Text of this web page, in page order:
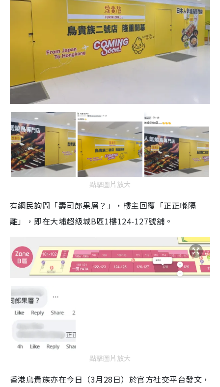
點擊圖片放大
有網民詢問「壽司郎果層？」，樓主回覆「正正喺隔
離」，即在大埔超級城B區1樓124-127號舖。
點擊圖片放大
香港鳥貴族亦在今日（3月28日）於官方社交平台發文，